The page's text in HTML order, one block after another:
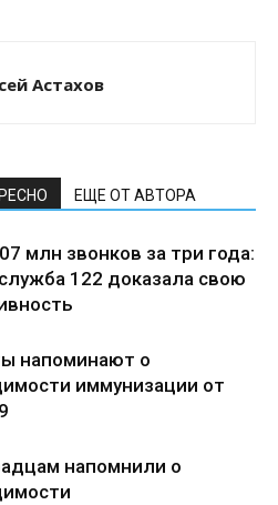
Астахов
ЕЩЕ ОТ АВТОРА
млн звонков за три года:
122 доказала свою
напоминают о
иммунизации от
напомнили о